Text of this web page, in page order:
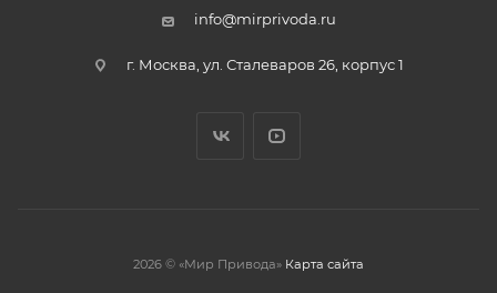
info@mirprivoda.ru
г. Москва, ул. Сталеваров 26, корпус 1
2026 © «Мир Привода» Карта сайта